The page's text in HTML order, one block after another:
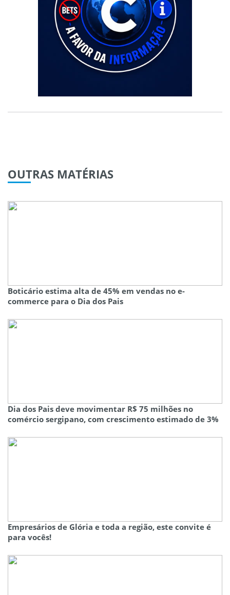
OUTRAS MATÉRIAS
Boticário estima alta de 45% em vendas no e-
commerce para o Dia dos Pais
Dia dos Pais deve movimentar R$ 75 milhões no
comércio sergipano, com crescimento estimado de 3%
Empresários de Glória e toda a região, este convite é
para vocês!